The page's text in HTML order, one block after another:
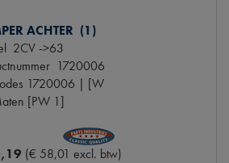
ACHTER (1)
2CV ->63
1720006
1720006 | [W
[PW 1]
(€ 58,01 excl. btw)